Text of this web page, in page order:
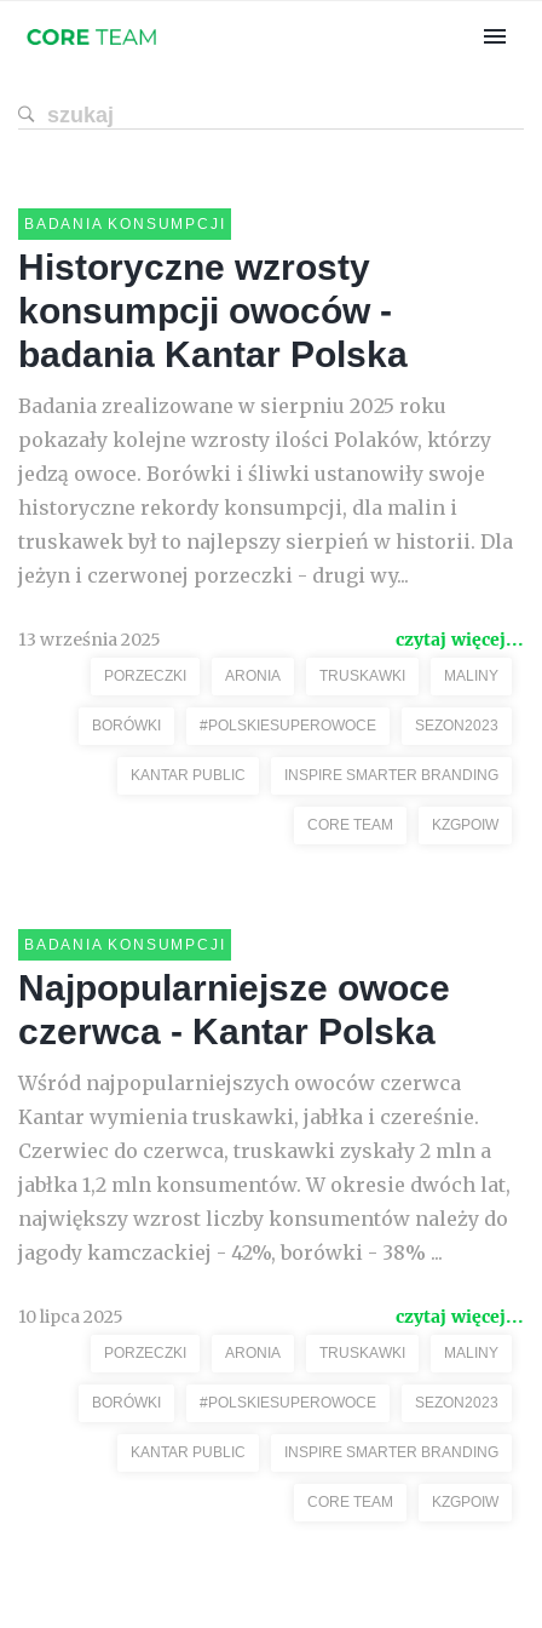
BADANIA KONSUMPCJI
Historyczne wzrosty
konsumpcji owoców -
badania Kantar Polska
Badania zrealizowane w sierpniu 2025 roku
pokazały kolejne wzrosty ilości Polaków, którzy
jedzą owoce. Borówki i śliwki ustanowiły swoje
historyczne rekordy konsumpcji, dla malin i
truskawek był to najlepszy sierpień w historii. Dla
jeżyn i czerwonej porzeczki - drugi wy...
13 września 2025 czytaj więcej...
PORZECZKI ARONIA TRUSKAWKI MALINY
BORÓWKI #POLSKIESUPEROWOCE SEZON2023
KANTAR PUBLIC INSPIRE SMARTER BRANDING
CORE TEAM KZGPOIW
BADANIA KONSUMPCJI
Najpopularniejsze owoce
czerwca - Kantar Polska
Wśród najpopularniejszych owoców czerwca
Kantar wymienia truskawki, jabłka i czereśnie.
Czerwiec do czerwca, truskawki zyskały 2 mln a
jabłka 1,2 mln konsumentów. W okresie dwóch lat,
największy wzrost liczby konsumentów należy do
jagody kamczackiej - 42%, borówki - 38% ...
10 lipca 2025 czytaj więcej...
PORZECZKI ARONIA TRUSKAWKI MALINY
BORÓWKI #POLSKIESUPEROWOCE SEZON2023
KANTAR PUBLIC INSPIRE SMARTER BRANDING
CORE TEAM KZGPOIW